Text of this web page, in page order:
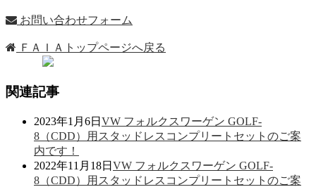
お問い合わせフォーム
ＦＡＩＡトップページへ戻る
関連記事
2023年1月6日 VW フォルクスワーゲン GOLF-
8（CDD）用スタッドレスコンプリートセットのご案
内です！
2022年11月18日 VW フォルクスワーゲン GOLF-
8（CDD）用スタッドレスコンプリートセットのご案